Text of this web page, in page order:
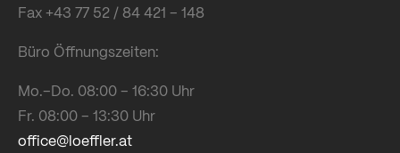
Fax +43 77 52 / 84 421 – 148
Büro Öffnungszeiten:
Mo.–Do. 08:00 – 16:30 Uhr
Fr. 08:00 – 13:30 Uhr
office@loeffler.at